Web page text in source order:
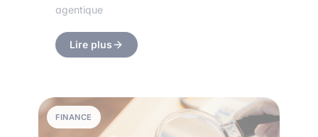
agentique
Lire plus
FINANCE